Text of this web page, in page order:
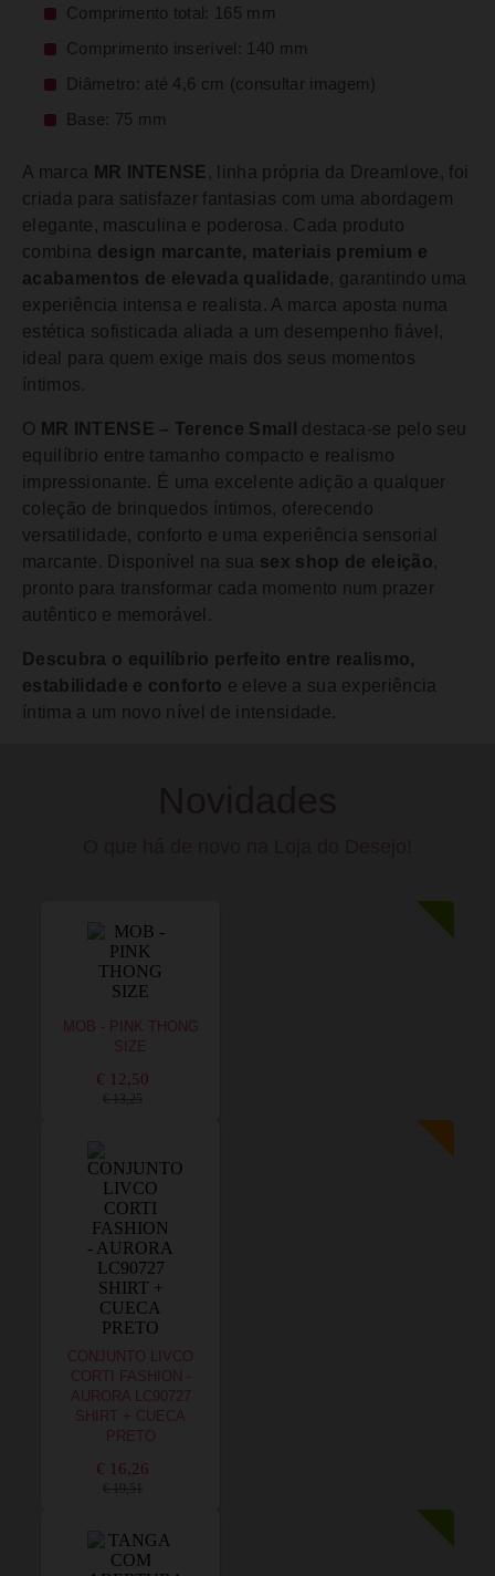
Comprimento total: 165 mm
Comprimento inserível: 140 mm
Diâmetro: até 4,6 cm (consultar imagem)
Base: 75 mm
A marca MR INTENSE , linha própria da Dreamlove, foi
criada para satisfazer fantasias com uma abordagem
elegante, masculina e poderosa. Cada produto
combina design marcante, materiais premium e
acabamentos de elevada qualidade, garantindo uma
experiência intensa e realista. A marca aposta numa
estética sofisticada aliada a um desempenho fiável,
ideal para quem exige mais dos seus momentos
íntimos.
O MR INTENSE – Terence Small
destaca-se pelo seu
equilíbrio entre tamanho compacto e realismo
impressionante. É uma excelente adição a qualquer
coleção de brinquedos íntimos, oferecendo
versatilidade, conforto e uma experiência sensorial
marcante. Disponível na sua sex shop de eleição,
pronto para transformar cada momento num prazer
autêntico e memorável.
Descubra o equilíbrio perfeito entre realismo,
estabilidade e conforto e eleve a sua experiência
íntima a um novo nível de intensidade.
MOB - PINK THONG
SIZE
€ 12,50
€ 13,25
CONJUNTO LIVCO
CORTI FASHION -
AURORA LC90727
SHIRT + CUECA
PRETO
€ 16,26
€ 19,51